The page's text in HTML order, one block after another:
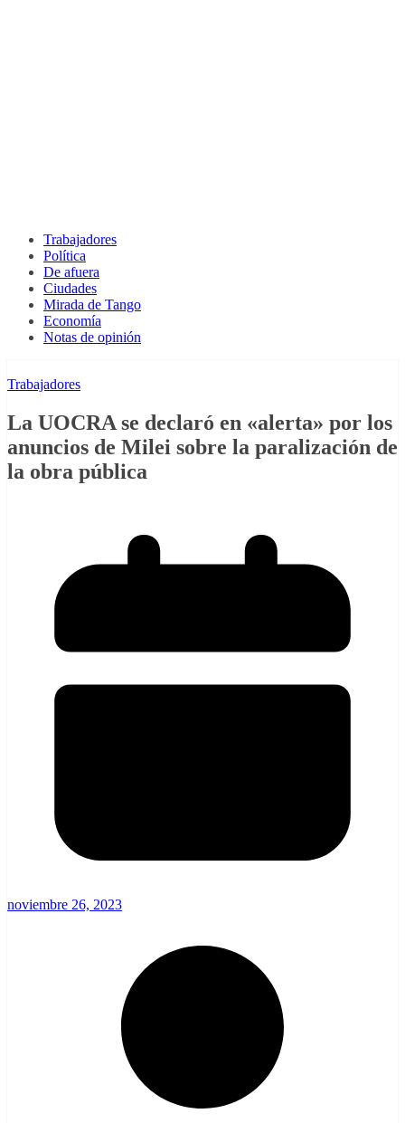
Trabajadores
Política
De afuera
Ciudades
Mirada de Tango
Economía
Notas de opinión
Trabajadores
La UOCRA se declaró en «alerta» por los
anuncios de Milei sobre la paralización de
la obra pública
noviembre 26, 2023